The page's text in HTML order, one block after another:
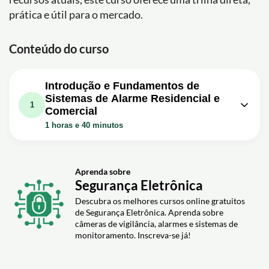
prática e útil para o mercado.
Conteúdo do curso
1
Introdução e Fundamentos de
Sistemas de Alarme Residencial e
Comercial
1 horas e 40 minutos
Alarme Residêncial - Alarme
Comercial
Exercício: Quais são as vantagens de instalar um sistema
de alarme monitorado em sua propriedade?
Exercício: Quais são as etapas corretas para instalar e
configurar um sistema de alarme residencial e comercial
Aprenda sobre
Segurança Eletrônica
Descubra os melhores cursos online gratuitos
de Segurança Eletrônica. Aprenda sobre
câmeras de vigilância, alarmes e sistemas de
monitoramento. Inscreva-se já!